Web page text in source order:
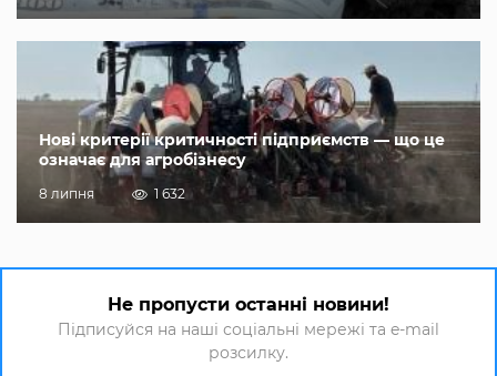
Нові критерії критичності підприємств — що це
означає для агробізнесу
8 липня 1 632
Не пропусти останні новини!
Підписуйся на наші соціальні мережі та e-mail
розсилку.